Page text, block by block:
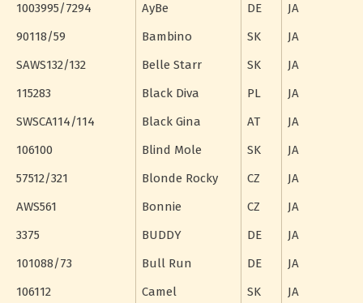
1003995/7294
AyBe DE
JA
90118/59
Bambino SK
JA
SAWS132/132
Belle Starr SK
JA
115283
Black Diva PL
JA
SWSCA114/114
Black Gina AT
JA
106100
Blind Mole SK
JA
57512/321
Blonde Rocky CZ
JA
AWS561
Bonnie CZ
JA
3375
BUDDY DE
JA
101088/73
Bull Run DE
JA
106112
Camel SK
JA